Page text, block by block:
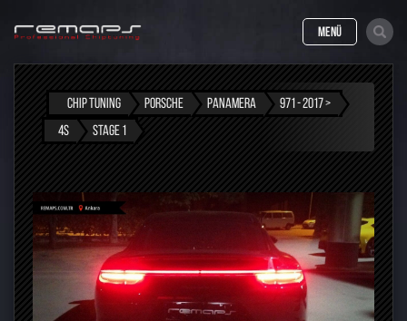
MENÜ
CHIP TUNING PORSCHE PANAMERA
971 - 2017 >
4S
STAGE 1